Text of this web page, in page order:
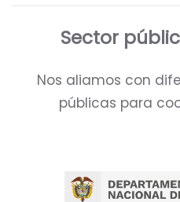
Sector
Nos aliamos con
públicas para